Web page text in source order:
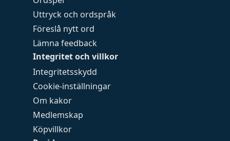
Uttryck och ordspråk
Föreslå nytt ord
Lämna feedback
Integritet och villkor
Integritetsskydd
Cookie-inställningar
Om kakor
Medlemskap
Köpvillkor